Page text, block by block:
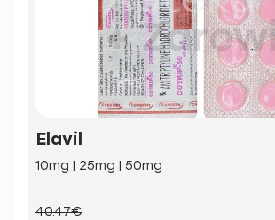
Elavil
10mg | 25mg | 50mg
40.47€